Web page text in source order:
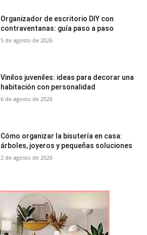
Organizador de escritorio DIY con
contraventanas: guía paso a paso
5 de agosto de 2026
Vinilos juveniles: ideas para decorar una
habitación con personalidad
6 de agosto de 2026
Cómo organizar la bisutería en casa:
árboles, joyeros y pequeñas soluciones
2 de agosto de 2026